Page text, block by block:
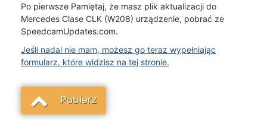
Po pierwsze Pamiętaj, że masz plik aktualizacji do
Mercedes Clase CLK (W208) urządzenie, pobrać ze
SpeedcamUpdates.com.
Jeśli nadal nie mam, możesz go teraz wypełniając
formularz, które widzisz na tej stronie.
Pobierz